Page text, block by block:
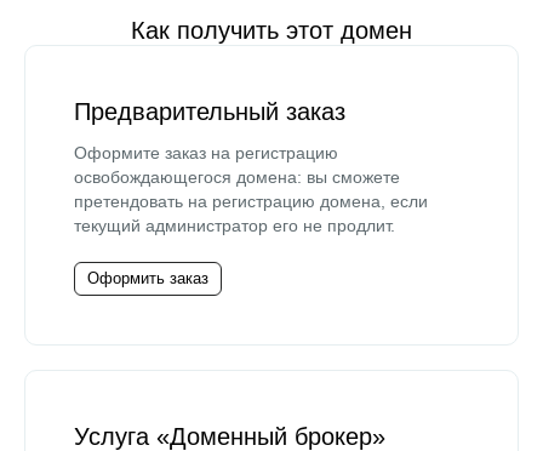
Как получить этот домен
Предварительный заказ
Оформите заказ на регистрацию
освобождающегося домена: вы сможете
претендовать на регистрацию домена, если
текущий администратор его не продлит.
Оформить заказ
Услуга «Доменный брокер»